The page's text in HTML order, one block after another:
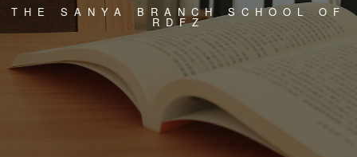
THE SANYA BRANCH SCHOOL OF
RDFZ